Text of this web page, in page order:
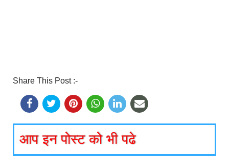
Share This Post :-
आप इन पोस्ट को भी पढे